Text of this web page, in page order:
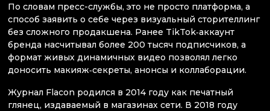
По словам пресс-службы, это не просто платформа, а
способ заявить о себе через визуальный сторителлинг
без сложного продакшена. Ранее TikTok‑аккаунт
бренда насчитывал более 200 тысяч подписчиков, а
формат живых динамичных видео позволял легко
доносить макияж‑секреты, анонсы и коллаборации.
Журнал Flacon родился в 2014 году как печатный
глянец, издаваемый в магазинах сети. В 2018 году